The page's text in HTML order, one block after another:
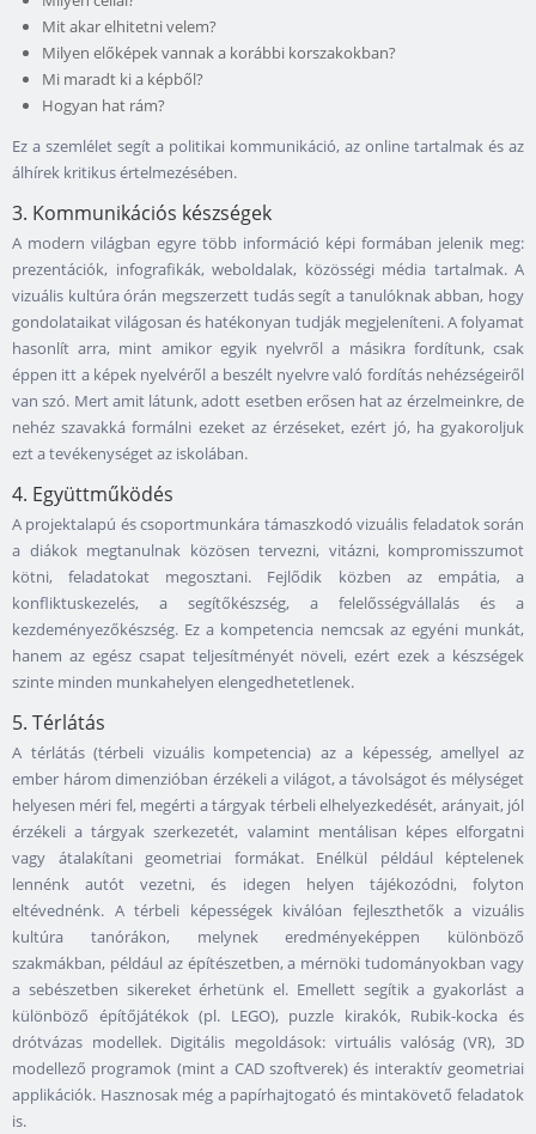
Mit akar elhitetni velem?
Milyen előképek vannak a korábbi korszakokban?
Mi maradt ki a képből?
Hogyan hat rám?
Ez a szemlélet segít a politikai kommunikáció, az online tartalmak és az
álhírek kritikus értelmezésében.
3. Kommunikációs készségek
A modern világban egyre több információ képi formában jelenik meg:
prezentációk, infografikák, weboldalak, közösségi média tartalmak. A
vizuális kultúra órán megszerzett tudás segít a tanulóknak abban, hogy
gondolataikat világosan és hatékonyan tudják megjeleníteni. A folyamat
hasonlít arra, mint amikor egyik nyelvről a másikra fordítunk, csak
éppen itt a képek nyelvéről a beszélt nyelvre való fordítás nehézségeiről
van szó. Mert amit látunk, adott esetben erősen hat az érzelmeinkre, de
nehéz szavakká formálni ezeket az érzéseket, ezért jó, ha gyakoroljuk
ezt a tevékenységet az iskolában.
4. Együttműködés
A projektalapú és csoportmunkára támaszkodó vizuális feladatok során
a diákok megtanulnak közösen tervezni, vitázni, kompromisszumot
kötni, feladatokat megosztani. Fejlődik közben az empátia, a
konfliktuskezelés, a segítőkészség, a felelősségvállalás és a
kezdeményezőkészség. Ez a kompetencia nemcsak az egyéni munkát,
hanem az egész csapat teljesítményét növeli, ezért ezek a készségek
szinte minden munkahelyen elengedhetetlenek.
5. Térlátás
A térlátás (térbeli vizuális kompetencia) az a képesség, amellyel az
ember három dimenzióban érzékeli a világot, a távolságot és mélységet
helyesen méri fel, megérti a tárgyak térbeli elhelyezkedését, arányait, jól
érzékeli a tárgyak szerkezetét, valamint mentálisan képes elforgatni
vagy átalakítani geometriai formákat. Enélkül például képtelenek
lennénk autót vezetni, és idegen helyen tájékozódni, folyton
eltévednénk. A térbeli képességek kiválóan fejleszthetők a vizuális
kultúra tanórákon, melynek eredményeképpen különböző
szakmákban, például az építészetben, a mérnöki tudományokban vagy
a sebészetben sikereket érhetünk el. Emellett segítik a gyakorlást a
különböző építőjátékok (pl. LEGO), puzzle kirakók, Rubik-kocka és
drótvázas modellek. Digitális megoldások: virtuális valóság (VR), 3D
modellező programok (mint a CAD szoftverek) és interaktív geometriai
applikációk. Hasznosak még a papírhajtogató és mintakövető feladatok
is.